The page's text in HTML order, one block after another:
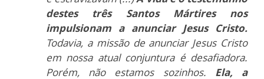
destes três Santos Mártires nos
impulsionam a anunciar Jesus Cristo.
Todavia, a missão de anunciar Jesus Cristo
em nossa atual conjuntura é desafiadora.
Porém, não estamos sozinhos. Ela, a